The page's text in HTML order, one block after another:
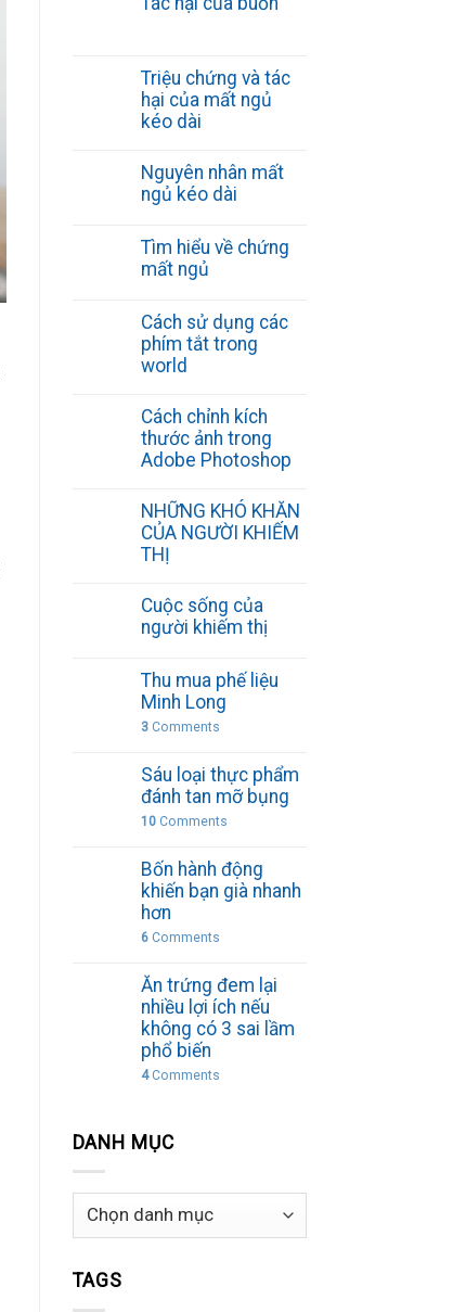
Triệu chứng và tác
hại của mất ngủ
kéo dài
Nguyên nhân mất
ngủ kéo dài
Tìm hiểu về chứng
mất ngủ
Cách sử dụng các
phím tắt trong
world
Cách chỉnh kích
thước ảnh trong
Adobe Photoshop
NHỮNG KHÓ KHĂN
CỦA NGƯỜI KHIẾM
THỊ
Cuộc sống của
người khiếm thị
Thu mua phế liệu
Minh Long
3Comments
Sáu loại thực phẩm
đánh tan mỡ bụng
10Comments
Bốn hành động
khiến bạn già nhanh
hơn
6Comments
Ăn trứng đem lại
nhiều lợi ích nếu
không có 3 sai lầm
phổ biến
4Comments
DANH MỤC
Danh
TAGS